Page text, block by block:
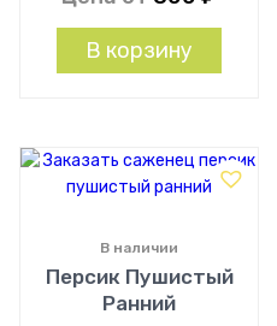
В корзину
Персик Пушистый
Ранний
В наличии